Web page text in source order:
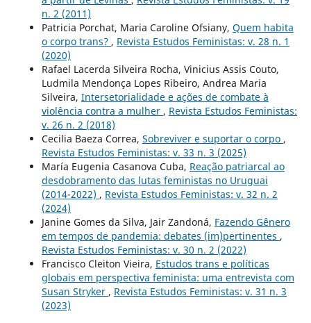
n. 2 (2011)
Patricia Porchat, Maria Caroline Ofsiany, Quem habita
o corpo trans? , Revista Estudos Feministas: v. 28 n. 1
(2020)
Rafael Lacerda Silveira Rocha, Vinicius Assis Couto,
Ludmila Mendonça Lopes Ribeiro, Andrea Maria
Silveira, Intersetorialidade e ações de combate à
violência contra a mulher , Revista Estudos Feministas:
v. 26 n. 2 (2018)
Cecilia Baeza Correa, Sobreviver e suportar o corpo ,
Revista Estudos Feministas: v. 33 n. 3 (2025)
María Eugenia Casanova Cuba, Reação patriarcal ao
desdobramento das lutas feministas no Uruguai
(2014-2022) , Revista Estudos Feministas: v. 32 n. 2
(2024)
Janine Gomes da Silva, Jair Zandoná, Fazendo Gênero
em tempos de pandemia: debates (im)pertinentes ,
Revista Estudos Feministas: v. 30 n. 2 (2022)
Francisco Cleiton Vieira, Estudos trans e políticas
globais em perspectiva feminista: uma entrevista com
Susan Stryker , Revista Estudos Feministas: v. 31 n. 3
(2023)